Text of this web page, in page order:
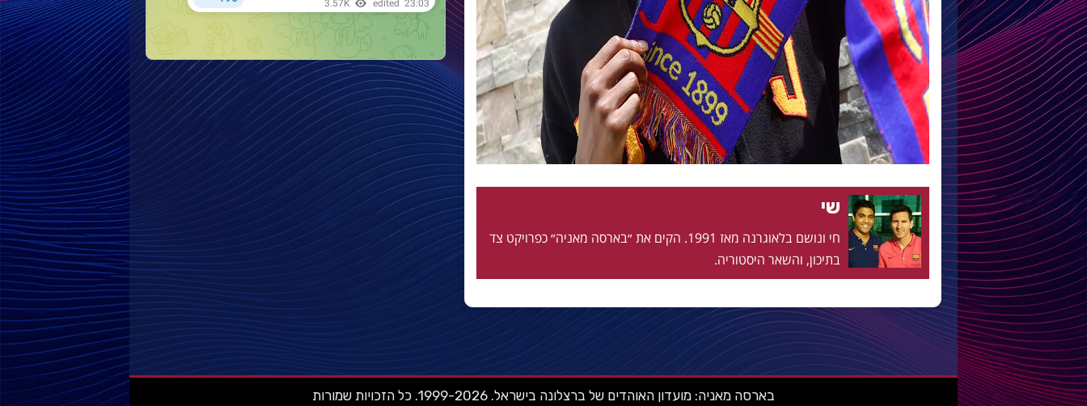
שי
חי ונושם בלאוגרנה מאז 1991. הקים את ״בארסה מאניה״ כפרויקט צד
בתיכון, והשאר היסטוריה.
בארסה מאניה: מועדון האוהדים של ברצלונה בישראל. 1999-2026. כל הזכויות שמורות